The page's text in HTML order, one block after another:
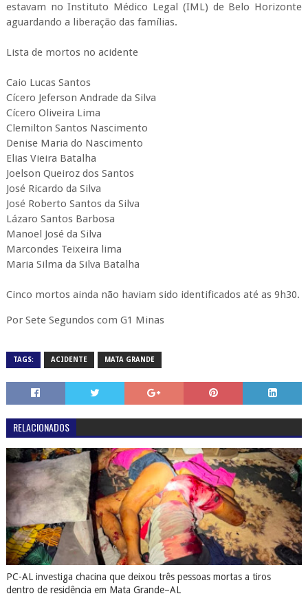
estavam no Instituto Médico Legal (IML) de Belo Horizonte
aguardando a liberação das famílias.
Lista de mortos no acidente
Caio Lucas Santos
Cícero Jeferson Andrade da Silva
Cícero Oliveira Lima
Clemilton Santos Nascimento
Denise Maria do Nascimento
Elias Vieira Batalha
Joelson Queiroz dos Santos
José Ricardo da Silva
José Roberto Santos da Silva
Lázaro Santos Barbosa
Manoel José da Silva
Marcondes Teixeira lima
Maria Silma da Silva Batalha
Cinco mortos ainda não haviam sido identificados até as 9h30.
Por Sete Segundos com G1 Minas
TAGS: ACIDENTE MATA GRANDE
RELACIONADOS
PC-AL investiga chacina que deixou três pessoas mortas a tiros
dentro de residência em Mata Grande–AL